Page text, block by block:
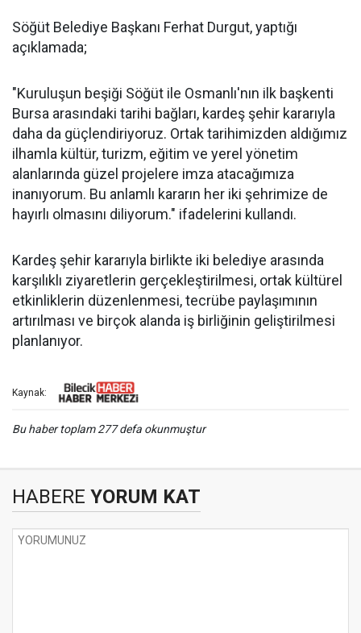
Söğüt Belediye Başkanı Ferhat Durgut, yaptığı
açıklamada;
"Kuruluşun beşiği Söğüt ile Osmanlı'nın ilk başkenti
Bursa arasındaki tarihi bağları, kardeş şehir kararıyla
daha da güçlendiriyoruz. Ortak tarihimizden aldığımız
ilhamla kültür, turizm, eğitim ve yerel yönetim
alanlarında güzel projelere imza atacağımıza
inanıyorum. Bu anlamlı kararın her iki şehrimize de
hayırlı olmasını diliyorum." ifadelerini kullandı.
Kardeş şehir kararıyla birlikte iki belediye arasında
karşılıklı ziyaretlerin gerçekleştirilmesi, ortak kültürel
etkinliklerin düzenlenmesi, tecrübe paylaşımının
artırılması ve birçok alanda iş birliğinin geliştirilmesi
planlanıyor.
Kaynak:
Bu haber toplam 277 defa okunmuştur
HABERE YORUM KAT